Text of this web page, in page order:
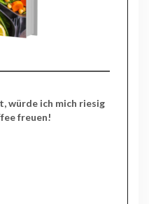
würde ich mich riesig
freuen!